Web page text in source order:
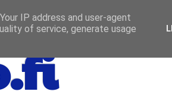
IP address and user-agent
of service, generate usage